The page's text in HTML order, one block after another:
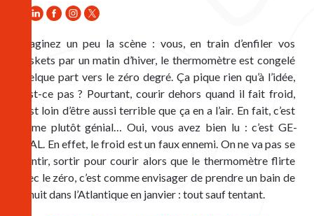
Imaginez un peu la scène : vous, en train d’enfiler vos
baskets par un matin d’hiver, le thermomètre est congelé
quelque part vers le zéro degré. Ça pique rien qu’à l’idée,
n’est-ce pas ? Pourtant, courir dehors quand il fait froid,
c’est loin d’être aussi terrible que ça en a l’air. En fait, c’est
même plutôt génial… Oui, vous avez bien lu : c’est GE-
NIAL. En effet, le froid est un faux ennemi. On ne va pas se
mentir, sortir pour courir alors que le thermomètre flirte
avec le zéro, c’est comme envisager de prendre un bain de
minuit dans l’Atlantique en janvier : tout sauf tentant.